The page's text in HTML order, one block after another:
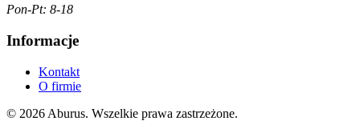
Pon-Pt: 8-18
Informacje
Kontakt
O firmie
© 2026 Aburus. Wszelkie prawa zastrzeżone.